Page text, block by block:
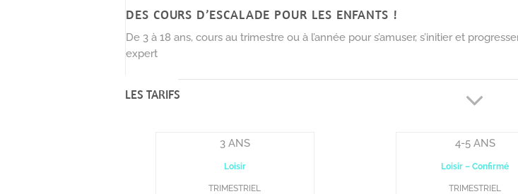
DES COURS D’ESCALADE POUR LES ENFANTS !
De 3 à 18 ans, cours au trimestre ou à l’année pour s’amuser, s’initier et
expert
LES TARIFS
3 ANS
Loisir
TRIMESTRIEL
4-5 ANS
Loisir – Confirmé
TRIMESTRIEL